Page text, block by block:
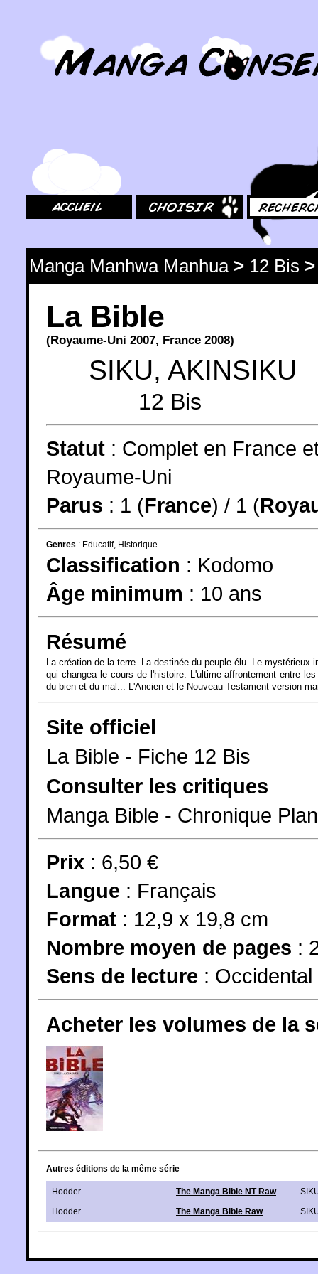
Manga Manhwa Manhua> 12 Bis
La Bible
(Royaume-Uni 2007, France 2008)
SIKU, AKINSIKU
12 Bis
Statut : Complet en France
Royaume-Uni
Parus : 1 (France) / 1 (
Genres : Educatif, Historique
Classification : Kodomo
Âge minimum : 10 ans
Résumé
La création de la terre. La destinée du peuple élu. Le mystérieux
qui changea le cours de l'histoire. L'ultime affrontement entre
du bien et du mal... L'Ancien et le Nouveau Testament version
Site officiel
La Bible - Fiche 12 Bis
Consulter les critiques
Manga Bible - Chronique
Prix : 6,50 €
Langue : Français
Format : 12,9 x 19,8 cm
Nombre moyen de pages :
Sens de lecture : Occidental
Acheter les volumes de la
Autres éditions de la même série
Hodder The Manga Bible NT Raw
Hodder
The Manga Bible Raw